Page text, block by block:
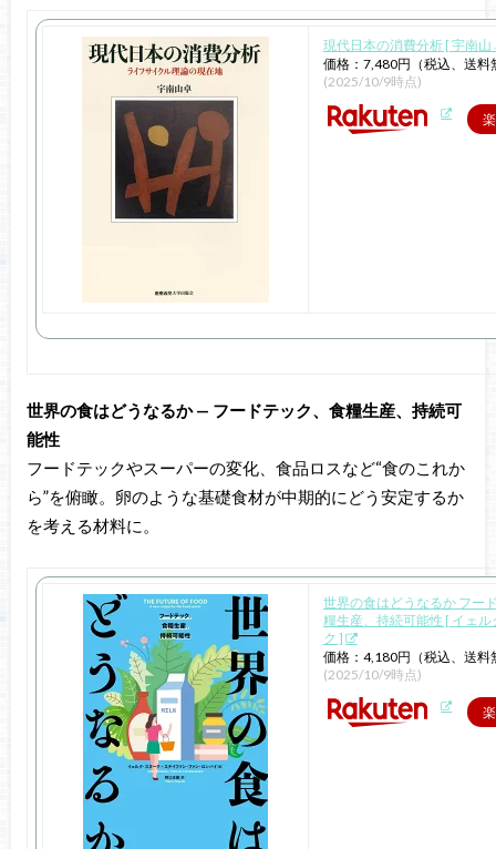
現代日本の消費分析 [ 宇南山
価格：7,480円（税込、送料
(2025/10/9時点)
世界の食はどうなるか — フードテック、食糧生産、持続可
能性
フードテックやスーパーの変化、食品ロスなど“食のこれか
ら”を俯瞰。卵のような基礎食材が中期的にどう安定するか
を考える材料に。
世界の食はどうなるか フー
糧生産、持続可能性 [ イェル
ク ]
価格：4,180円（税込、送料
(2025/10/9時点)